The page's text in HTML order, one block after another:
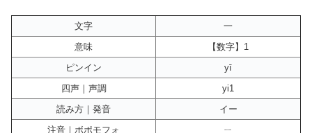
文字
一
意味
【数字】1
ピンイン
yī
四声｜声調
yi1
読み方｜発音
イー
注音｜ボポモフォ
ㄧ